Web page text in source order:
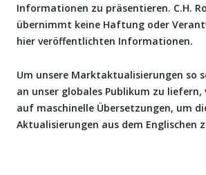
Informationen zu präsentieren. C.H.
übernimmt keine Haftung oder
hier veröffentlichten Informationen.
Um unsere Marktaktualisierungen so
an unser globales Publikum zu liefern,
auf maschinelle Übersetzungen, um
Aktualisierungen aus dem Englischen